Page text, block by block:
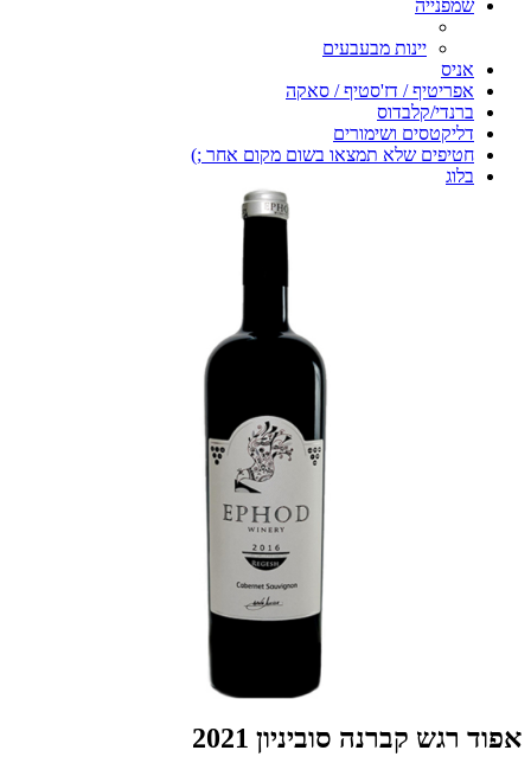
שמפנייה
יינות מבעבעים
אניס
אפריטיף / דז'סטיף / סאקה
ברנדי/קלבדוס
דליקטסים ושימורים
חטיפים שלא תמצאו בשום מקום אחר ;)
בלוג
אפוד רגש קברנה סוביניון 2021